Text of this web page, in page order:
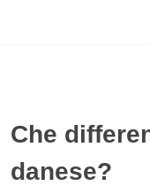
Che
danese?